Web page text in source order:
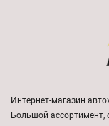
Интернет-магазин
Большой ассортимент,